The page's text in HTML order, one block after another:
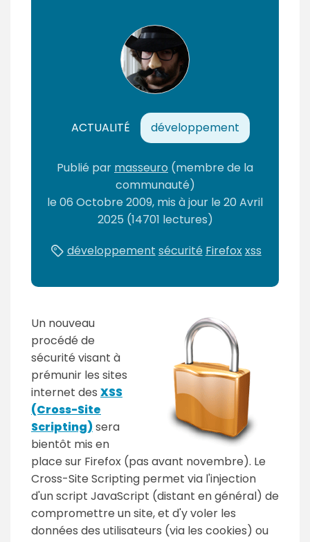
ACTUALITÉ développement
Publié par masseuro (membre de la
communauté)
le06 Octobre 2009, mis à jour le20 Avril
2025 (14701 lectures)
développement sécurité Firefoxxss
Un nouveau
procédé de
sécurité visant à
prémunir les sites
internet des XSS
(Cross-Site
Scripting)sera
bientôt mis en
place sur Firefox (pas avant novembre). Le
Cross-Site Scripting permet via l'injection
d'un script JavaScript (distant en général) de
compromettre un site, et d'y voler les
données des utilisateurs (via les cookies) ou